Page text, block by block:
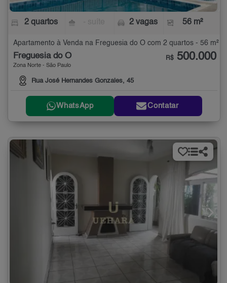
2 quartos 2 vagas 56 m²
Apartamento à Venda na Freguesia do Ó com 2 quartos - 56 m²
Freguesia do Ó
Zona Norte - São Paulo
Rua José Hernandes Gonzales, 45
R$ 500.000
WhatsApp Contatar